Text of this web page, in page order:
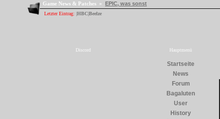
Game News & Patches » EPIC, was sonst
Letzter Eintrag: |HBC|Beelze
Discord Hauptmenü
Startseite
News
Forum
Bagaluten
User
History